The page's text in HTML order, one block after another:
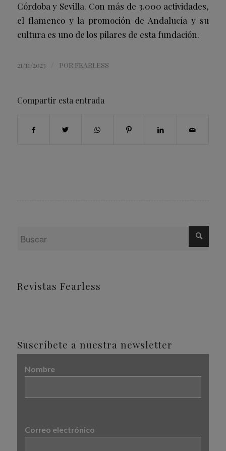
Córdoba y Sevilla. Con más de 3.000 actividades,
el flamenco y la promoción de Andalucía y su
cultura es uno de los pilares de esta fundación.
21/11/2023 POR FEARLESS
Compartir esta entrada
Revistas Fearless
Suscríbete a nuestra newsletter
Nombre
Correo electrónico